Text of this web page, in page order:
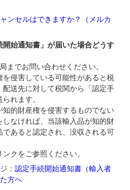
ンセルはできますか？（メルカ
開始通知書」が届いた場合どうす
までお問い合わせください。
を侵害している可能性があると税
配送先に対して税関から「認定手
れます。
知的財産権を侵害するものでない
しなければ、当該輸入品が知的財
であると認定され、没収される可
クをご参照ください。
： 認定手続開始通知書（輸入者
方へ